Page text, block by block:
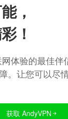
，
！
体验的最佳伴
。让您可以尽
获取 AndyVPN